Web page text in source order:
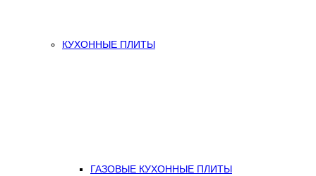
КУХОННЫЕ ПЛИТЫ
ГАЗОВЫЕ КУХОННЫЕ ПЛИТЫ